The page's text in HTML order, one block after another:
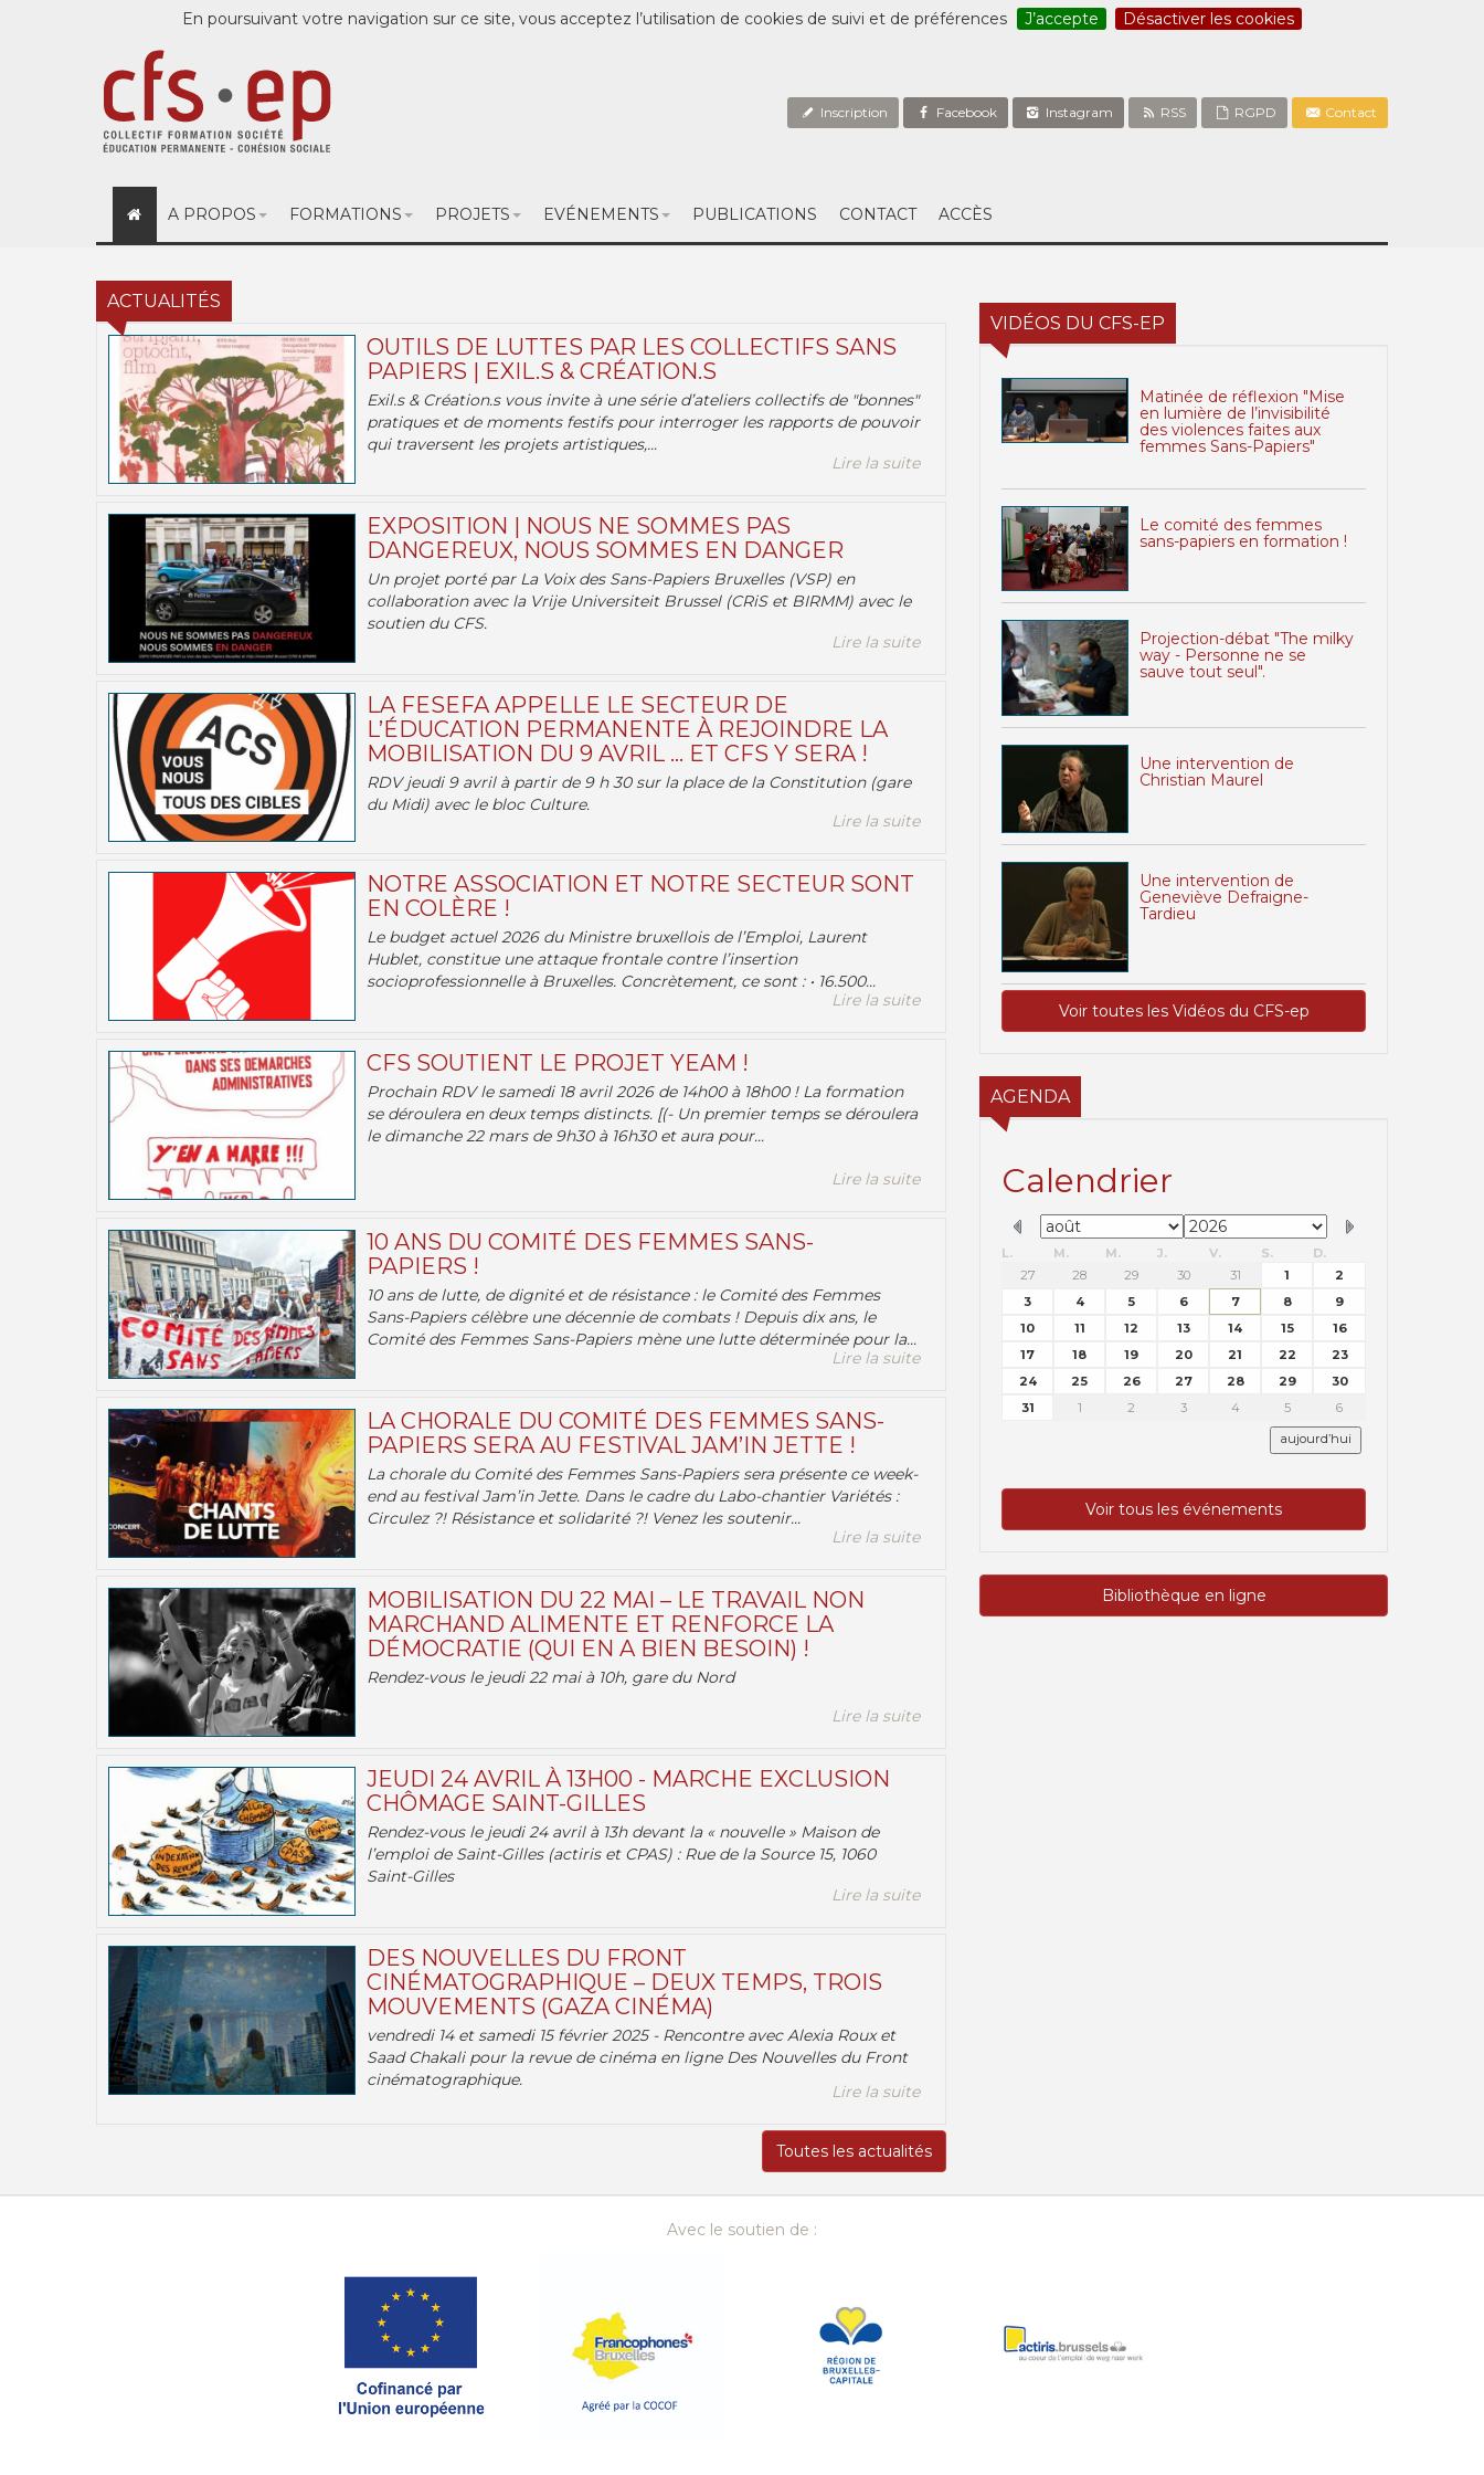
En poursuivant votre navigation sur ce site, vous acceptez l’utilisation de cookies de suivi et de préférences J’accepte Désactiver les cookies
Inscription Facebook Instagram RSS RGPD Contact
A PROPOS FORMATIONS PROJETS EVÉNEMENTS PUBLICATIONS CONTACT ACCÈS
ACTUALITÉS
OUTILS DE LUTTES PAR LES COLLECTIFS SANS
PAPIERS | EXIL.S & CRÉATION.S
Exil.s & Création.s vous invite à une série d’ateliers collectifs de "bonnes"
pratiques et de moments festifs pour interroger les rapports de pouvoir
qui traversent les projets artistiques,...
Lire la suite
EXPOSITION | NOUS NE SOMMES PAS
DANGEREUX, NOUS SOMMES EN DANGER
Un projet porté par La Voix des Sans-Papiers Bruxelles (VSP) en
collaboration avec la Vrije Universiteit Brussel (CRiS et BIRMM) avec le
soutien du CFS.
Lire la suite
LA FESEFA APPELLE LE SECTEUR DE
L’ÉDUCATION PERMANENTE À REJOINDRE LA
MOBILISATION DU 9 AVRIL … ET CFS Y SERA !
RDV jeudi 9 avril à partir de 9 h 30 sur la place de la Constitution (gare
du Midi) avec le bloc Culture.
Lire la suite
NOTRE ASSOCIATION ET NOTRE SECTEUR SONT
EN COLÈRE !
Le budget actuel 2026 du Ministre bruxellois de l’Emploi, Laurent
Hublet, constitue une attaque frontale contre l’insertion
socioprofessionnelle à Bruxelles. Concrètement, ce sont : • 16.500...
Lire la suite
CFS SOUTIENT LE PROJET YEAM !
Prochain RDV le samedi 18 avril 2026 de 14h00 à 18h00 ! La formation
se déroulera en deux temps distincts. [(- Un premier temps se déroulera
le dimanche 22 mars de 9h30 à 16h30 et aura pour...
Lire la suite
10 ANS DU COMITÉ DES FEMMES SANS-
PAPIERS !
10 ans de lutte, de dignité et de résistance : le Comité des Femmes
Sans-Papiers célèbre une décennie de combats ! Depuis dix ans, le
Comité des Femmes Sans-Papiers mène une lutte déterminée pour la...
Lire la suite
LA CHORALE DU COMITÉ DES FEMMES SANS-
PAPIERS SERA AU FESTIVAL JAM’IN JETTE !
La chorale du Comité des Femmes Sans-Papiers sera présente ce week-
end au festival Jam’in Jette. Dans le cadre du Labo-chantier Variétés :
Circulez ?! Résistance et solidarité ?! Venez les soutenir...
Lire la suite
MOBILISATION DU 22 MAI – LE TRAVAIL NON
MARCHAND ALIMENTE ET RENFORCE LA
DÉMOCRATIE (QUI EN A BIEN BESOIN) !
Rendez-vous le jeudi 22 mai à 10h, gare du Nord
Lire la suite
JEUDI 24 AVRIL À 13H00 - MARCHE EXCLUSION
CHÔMAGE SAINT-GILLES
Rendez-vous le jeudi 24 avril à 13h devant la « nouvelle » Maison de
l’emploi de Saint-Gilles (actiris et CPAS) : Rue de la Source 15, 1060
Saint-Gilles
Lire la suite
DES NOUVELLES DU FRONT
CINÉMATOGRAPHIQUE – DEUX TEMPS, TROIS
MOUVEMENTS (GAZA CINÉMA)
vendredi 14 et samedi 15 février 2025 - Rencontre avec Alexia Roux et
Saad Chakali pour la revue de cinéma en ligne Des Nouvelles du Front
cinématographique.
Lire la suite
Toutes les actualités
VIDÉOS DU CFS-EP
Matinée de réflexion "Mise
en lumière de l’invisibilité
des violences faites aux
femmes Sans-Papiers"
Le comité des femmes
sans-papiers en formation !
Projection-débat "The milky
way - Personne ne se
sauve tout seul".
Une intervention de
Christian Maurel
Une intervention de
Geneviève Defraigne-
Tardieu
Voir toutes les Vidéos du CFS-ep
AGENDA
Calendrier
L. M. M. J. V. S.
D.
27
28 29 30 31 1
2
3
4 5 6 7 8
9
10
11 12 13 14 15
16
17
18 19 20 21 22
23
24
25 26 27 28 29
30
31
1 2 3 4 5 6
aujourd’hui
Voir tous les événements
Bibliothèque en ligne
Avec le soutien de :